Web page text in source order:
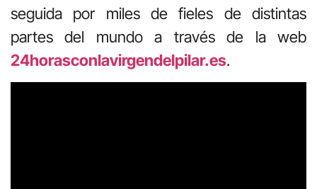
seguida por miles de fieles de distintas
partes del mundo a través de la web
24horasconlavirgendelpilar.es.